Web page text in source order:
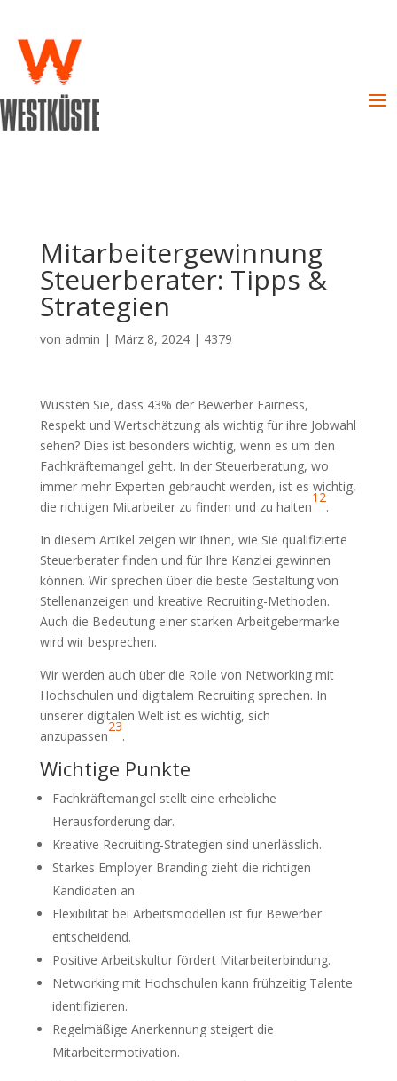
Mitarbeitergewinnung
Steuerberater: Tipps &
Strategien
von admin | März 8, 2024| 4379
Wussten Sie, dass 43% der Bewerber Fairness,
Respekt und Wertschätzung als wichtig für ihre Jobwahl
sehen? Dies ist besonders wichtig, wenn es um den
Fachkräftemangel geht. In der Steuerberatung, wo
immer mehr Experten gebraucht werden, ist es wichtig,
die richtigen Mitarbeiter zu finden und zu halten
12
.
In diesem Artikel zeigen wir Ihnen, wie Sie qualifizierte
Steuerberater finden und für Ihre Kanzlei gewinnen
können. Wir sprechen über die beste Gestaltung von
Stellenanzeigen und kreative Recruiting-Methoden.
Auch die Bedeutung einer starken Arbeitgebermarke
wird wir besprechen.
Wir werden auch über die Rolle von Networking mit
Hochschulen und digitalem Recruiting sprechen. In
unserer digitalen Welt ist es wichtig, sich
anzupassen
23
.
Wichtige Punkte
Fachkräftemangel stellt eine erhebliche
Herausforderung dar.
Kreative Recruiting-Strategien sind unerlässlich.
Starkes Employer Branding zieht die richtigen
Kandidaten an.
Flexibilität bei Arbeitsmodellen ist für Bewerber
entscheidend.
Positive Arbeitskultur fördert Mitarbeiterbindung.
Networking mit Hochschulen kann frühzeitig Talente
identifizieren.
Regelmäßige Anerkennung steigert die
Mitarbeitermotivation.